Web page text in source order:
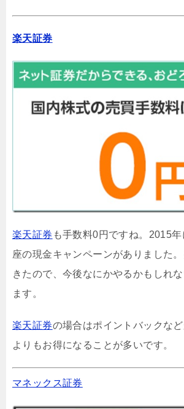
楽天証券
楽天証券 も手数料0円ですね。2015
座の現金キャンペーンがありました
きたので、今後なにかやるかもしれ
ます。
楽天証券の場合はポイントバックな
よりもお得になることが多いです。
マネックス証券